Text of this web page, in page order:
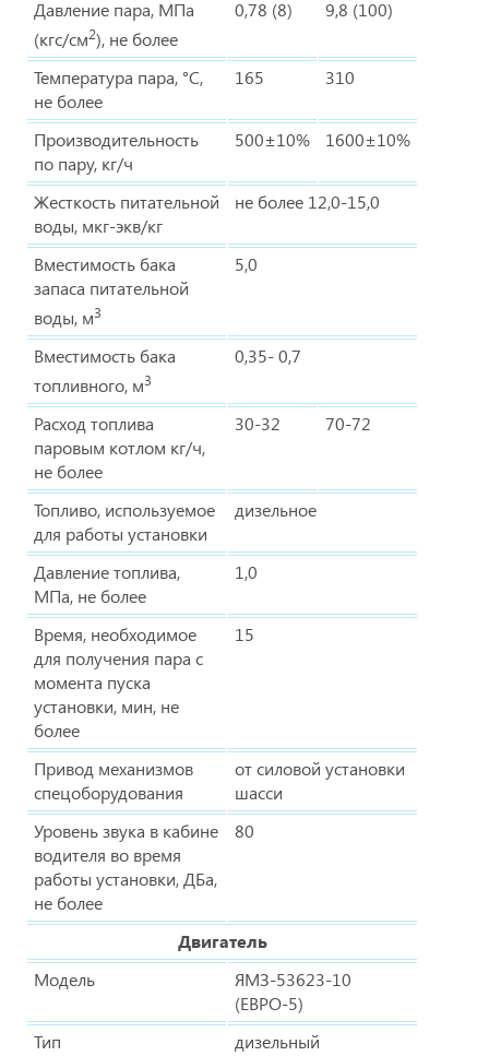
Давление пара, МПа
(кгс/см2), не более
0,78 (8) 9,8 (100)
Температура пара, °С,
не более
165 310
Производительность
по пару, кг/ч
500±10% 1600±10%
Жесткость питательной
воды, мкг-экв/кг
не более 12,0-15,0
Вместимость бака
запаса питательной
воды, м3
5,0
Вместимость бака
топливного, м3
0,35- 0,7
Расход топлива
паровым котлом кг/ч,
не более
30-32 70-72
Топливо, используемое
для работы установки
дизельное
Давление топлива,
МПа, не более
1,0
Время, необходимое
для получения пара с
момента пуска
установки, мин, не
более
15
Привод механизмов
спецоборудования
от силовой установки
шасси
Уровень звука в кабине
водителя во время
работы установки, ДБа,
не более
80
Двигатель
Модель
ЯМЗ-53623-10
(ЕВРО-5)
Тип
дизельный